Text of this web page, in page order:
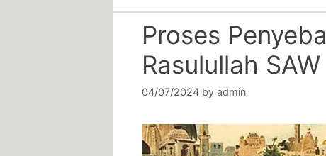
Proses
Rasulullah
04/07/2024 by admin